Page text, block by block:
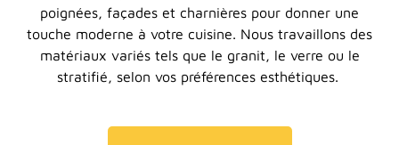
poignées, façades et charnières pour donner une
touche moderne à votre cuisine. Nous travaillons des
matériaux variés tels que le granit, le verre ou le
stratifié, selon vos préférences esthétiques.